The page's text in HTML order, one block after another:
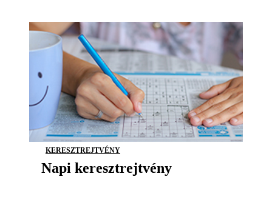
KERESZTREJTVÉNY
Napi keresztrejtvény